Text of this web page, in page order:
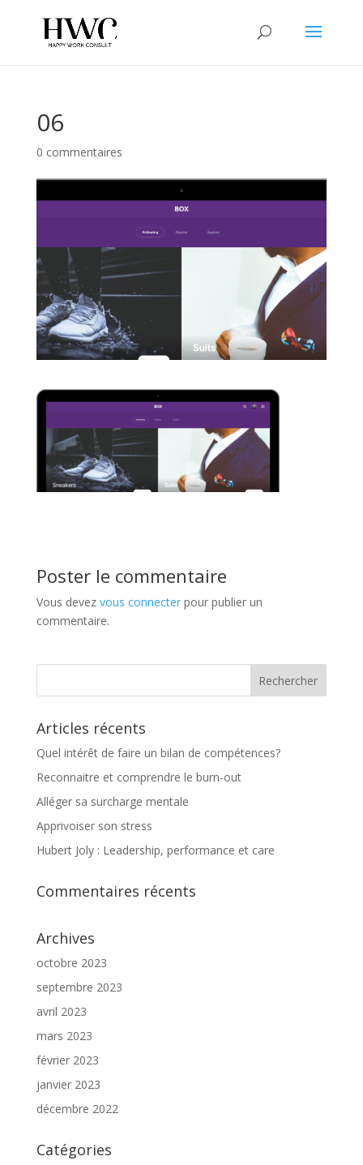
06
0 commentaires
Poster le commentaire
Vous devez vous connecterpour publier un
commentaire.
Articles récents
Quel intérêt de faire un bilan de compétences?
Reconnaitre et comprendre le burn-out
Alléger sa surcharge mentale
Apprivoiser son stress
Hubert Joly : Leadership, performance et care
Commentaires récents
Archives
octobre 2023
septembre 2023
avril 2023
mars 2023
février 2023
janvier 2023
décembre 2022
Catégories